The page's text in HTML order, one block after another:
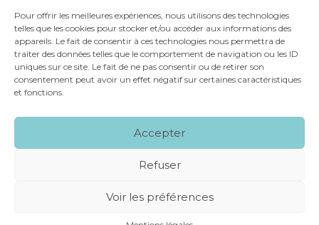
Pour offrir les meilleures expériences, nous utilisons des technologies
telles que les cookies pour stocker et/ou accéder aux informations des
appareils. Le fait de consentir à ces technologies nous permettra de
traiter des données telles que le comportement de navigation ou les ID
uniques sur ce site. Le fait de ne pas consentir ou de retirer son
consentement peut avoir un effet négatif sur certaines caractéristiques
et fonctions.
Accepter
Refuser
Voir les préférences
FaceBook
TwitterLinkedIn
Footer
NOS SERVICES
NOS SPÉCIALITÉS
RECRUTEMENT CONTACT
MENTIONS LÉGALES PLAN DU SITE
CONCEPTION ET RÉALISATION CLASSE 7